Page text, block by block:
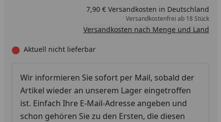
7,90 € Versandkosten in Deutschland
Versandkostenfrei ab 18 Stück
Versandkosten nach Menge und Land
Aktuell nicht lieferbar
Wir informieren Sie sofort per Mail, sobald der
Artikel wieder an unserem Lager eingetroffen
ist. Einfach Ihre E-Mail-Adresse angeben und
schon gehören Sie zu den Ersten, die diesen